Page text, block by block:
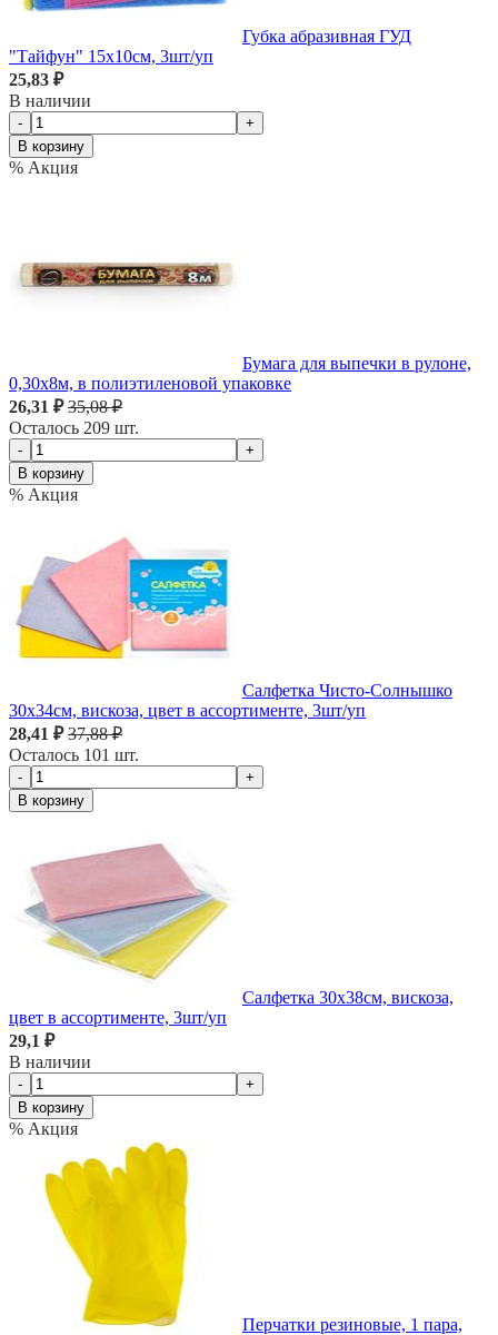
Губка абразивная ГУД
"Тайфун" 15х10см, 3шт/уп
25,83 ₽
В наличии
-
+
В корзину
% Акция
Бумага для выпечки в рулоне,
0,30х8м, в полиэтиленовой упаковке
26,31 ₽35,08 ₽
Осталось 209 шт.
-
+
В корзину
% Акция
Салфетка Чисто-Солнышко
30х34см, вискоза, цвет в ассортименте, 3шт/уп
28,41 ₽37,88 ₽
Осталось 101 шт.
-
+
В корзину
Салфетка 30х38см, вискоза,
цвет в ассортименте, 3шт/уп
29,1 ₽
В наличии
-
+
В корзину
% Акция
Перчатки резиновые, 1 пара,